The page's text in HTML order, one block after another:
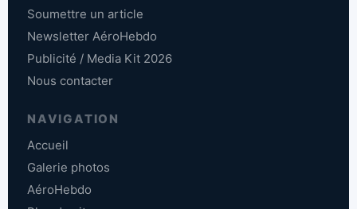
Soumettre un article
Newsletter AéroHebdo
Publicité / Media Kit 2026
Nous contacter
NAVIGATION
Accueil
Galerie photos
AéroHebdo